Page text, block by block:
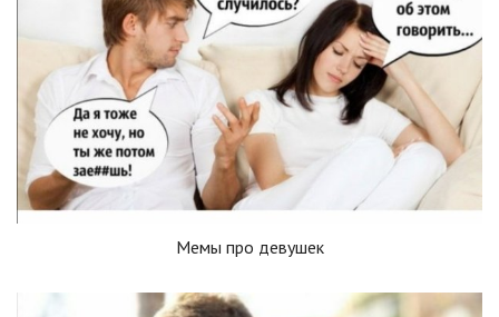
Мемы про девушек